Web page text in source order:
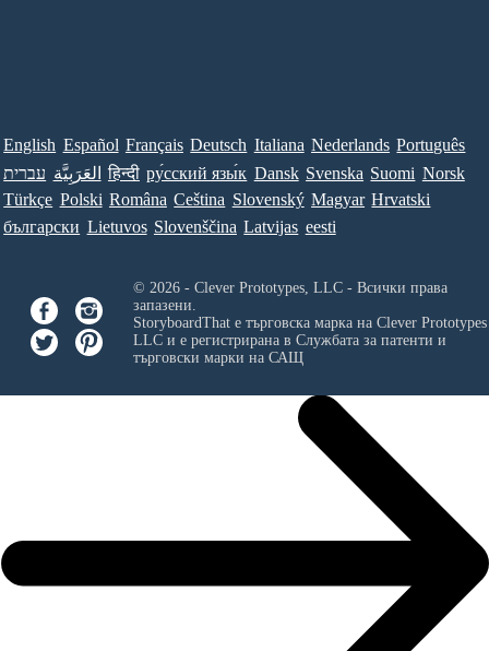
English Español Français Deutsch Italiana Nederlands Português
עברית العَرَبِيَّة हिन्दी ру́сский язы́к Dansk Svenska Suomi Norsk
Türkçe Polski Româna Ceština Slovenský Magyar Hrvatski
български Lietuvos Slovenščina Latvijas eesti
© 2026 - Clever Prototypes, LLC - Всички права
запазени.
StoryboardThat е търговска марка на Clever
LLCи е регистрирана в Службата за патенти и
търговски марки на САЩ